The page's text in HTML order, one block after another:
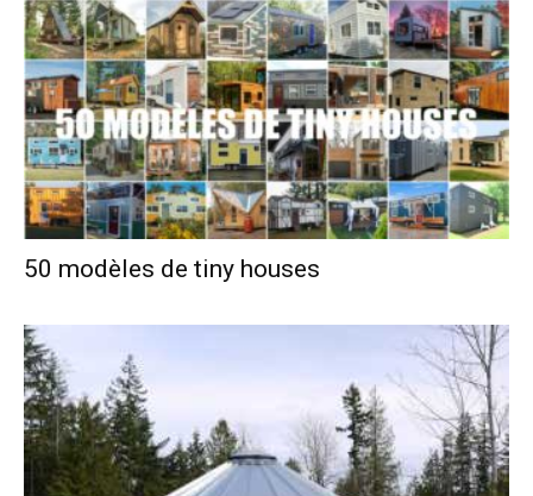
50 modèles de tiny houses